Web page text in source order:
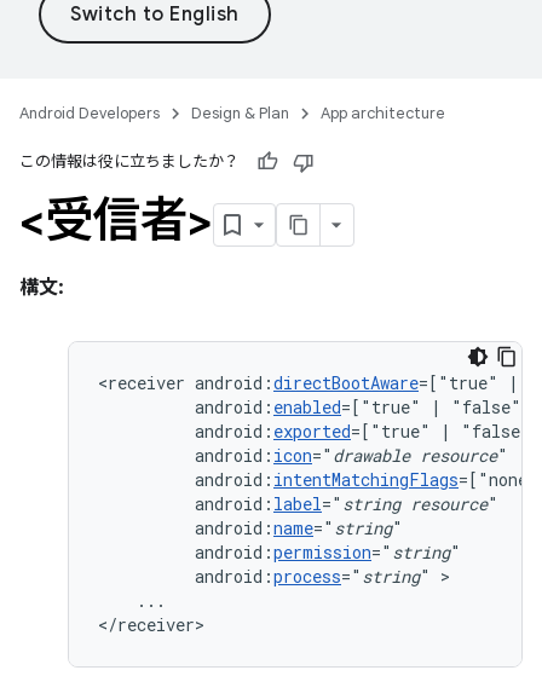
Android Developers Design & Plan App architecture
この情報は役に立ちましたか？
<受信者>
構文:
<receiver android:directBootAware=["true"
|
android: enabled=["true" |
android: exported=["true" |
android: icon=" drawable resource
android: intentMatchingFlags=["none"
android: label=" string resource
android:name=" string
android:permission=" string
android:process=" string"
...
</receiver>